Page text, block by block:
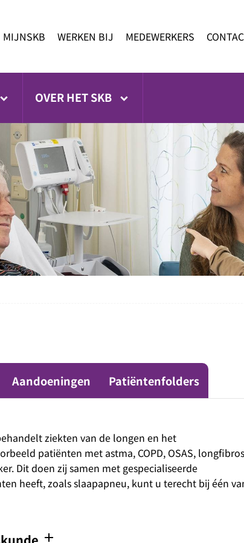
MIJNSKB WERKEN BIJ MEDEWERKERS
OVER HET SKB
Aandoeningen Patiëntenfolders
ziekten van de longen en het
patiënten met astma, COPD, OSAS,
Dit doen zij samen met gespecialiseerde
heeft, zoals slaapapneu, kunt u terecht bij één
add